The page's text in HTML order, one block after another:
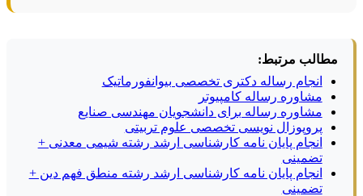
مطالب مرتبط:
انجام رساله دکتری تخصصی بیوانفورماتیک
مشاوره رساله کامپیوتر
مشاوره رساله برای دانشجویان مهندسی صنایع
پروپوزال نویسی تخصصی علوم تربیتی
انجام پایان نامه کارشناسی ارشد رشته شیمی معدنی +
تضمینی
انجام پایان نامه کارشناسی ارشد رشته منطق فهم دین +
تضمینی